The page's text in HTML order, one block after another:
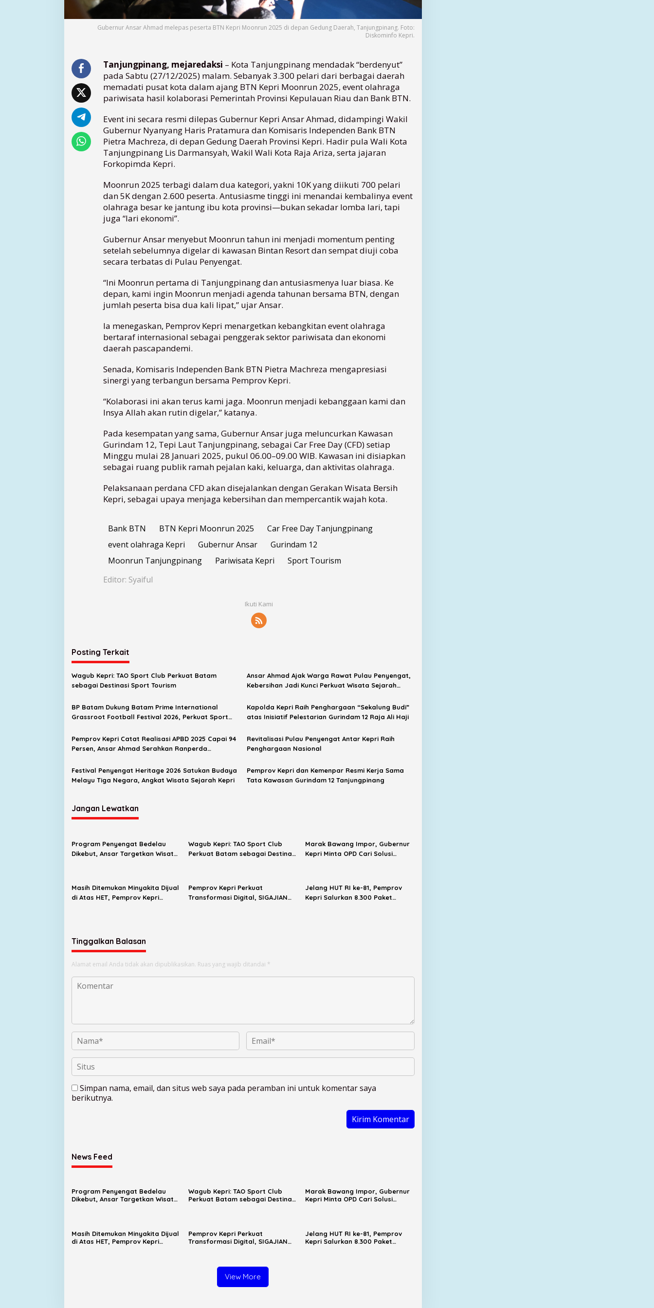
a
i
t
k
n
k
o
n
o
d
a
n
W
a
t
a
e
r
a
Gubernur Ansar Ahmad melepas peserta BTN Kepri Moonrun 2025 di depan Gedung Daerah, Tanjungpinang. Foto:
Diskominfo Kepri.
Tanjungpinang, mejaredaksi – Kota Tanjungpinang mendadak “berdenyut”
pada Sabtu (27/12/2025) malam. Sebanyak 3.300 pelari dari berbagai daerah
memadati pusat kota dalam ajang BTN Kepri Moonrun 2025, event olahraga
pariwisata hasil kolaborasi Pemerintah Provinsi Kepulauan Riau dan Bank BTN.
Event ini secara resmi dilepas Gubernur Kepri Ansar Ahmad, didampingi Wakil
Gubernur Nyanyang Haris Pratamura dan Komisaris Independen Bank BTN
Pietra Machreza, di depan Gedung Daerah Provinsi Kepri. Hadir pula Wali Kota
Tanjungpinang Lis Darmansyah, Wakil Wali Kota Raja Ariza, serta jajaran
Forkopimda Kepri.
Moonrun 2025 terbagi dalam dua kategori, yakni 10K yang diikuti 700 pelari
dan 5K dengan 2.600 peserta. Antusiasme tinggi ini menandai kembalinya event
olahraga besar ke jantung ibu kota provinsi—bukan sekadar lomba lari, tapi
juga “lari ekonomi”.
Gubernur Ansar menyebut Moonrun tahun ini menjadi momentum penting
setelah sebelumnya digelar di kawasan Bintan Resort dan sempat diuji coba
secara terbatas di Pulau Penyengat.
“Ini Moonrun pertama di Tanjungpinang dan antusiasmenya luar biasa. Ke
depan, kami ingin Moonrun menjadi agenda tahunan bersama BTN, dengan
jumlah peserta bisa dua kali lipat,” ujar Ansar.
Ia menegaskan, Pemprov Kepri menargetkan kebangkitan event olahraga
bertaraf internasional sebagai penggerak sektor pariwisata dan ekonomi
daerah pascapandemi.
Senada, Komisaris Independen Bank BTN Pietra Machreza mengapresiasi
sinergi yang terbangun bersama Pemprov Kepri.
“Kolaborasi ini akan terus kami jaga. Moonrun menjadi kebanggaan kami dan
Insya Allah akan rutin digelar,” katanya.
Pada kesempatan yang sama, Gubernur Ansar juga meluncurkan Kawasan
Gurindam 12, Tepi Laut Tanjungpinang, sebagai Car Free Day (CFD) setiap
Minggu mulai 28 Januari 2025, pukul 06.00–09.00 WIB. Kawasan ini disiapkan
sebagai ruang publik ramah pejalan kaki, keluarga, dan aktivitas olahraga.
Pelaksanaan perdana CFD akan disejalankan dengan Gerakan Wisata Bersih
Kepri, sebagai upaya menjaga kebersihan dan mempercantik wajah kota.
Bank BTN BTN Kepri Moonrun 2025
Car Free Day Tanjungpinang
event olahraga Kepri
Gubernur Ansar
Gurindam 12
Moonrun Tanjungpinang
Pariwisata Kepri
Sport Tourism
Editor: Syaiful
Ikuti Kami
Posting Terkait
Wagub Kepri: TAO Sport Club Perkuat Batam
sebagai Destinasi Sport Tourism
Ansar Ahmad Ajak Warga Rawat Pulau Penyengat,
Kebersihan Jadi Kunci Perkuat Wisata Sejarah
BP Batam Dukung Batam Prime International
Grassroot Football Festival 2026, Perkuat Sport
Brunei-Malaysia
Kapolda Kepri Raih Penghargaan “Sekalung Budi”
atas Inisiatif Pelestarian Gurindam 12 Raja Ali Haji
Pemprov Kepri Catat Realisasi APBD 2025 Capai 94
Persen, Ansar Ahmad Serahkan Ranperda
Revitalisasi Pulau Penyengat Antar Kepri Raih
Penghargaan Nasional
Festival Penyengat Heritage 2026 Satukan Budaya
Melayu Tiga Negara, Angkat Wisata Sejarah Kepri
Pemprov Kepri dan Kemenpar Resmi Kerja Sama
Tata Kawasan Gurindam 12 Tanjungpinang
Jangan Lewatkan
Program Penyengat Bedelau
Dikebut, Ansar Targetkan Wisata
Wagub Kepri: TAO Sport Club
Perkuat Batam sebagai Destinasi
Marak Bawang Impor, Gubernur
Kepri Minta OPD Cari Solusi
Masih Ditemukan Minyakita Dijual
di Atas HET, Pemprov Kepri
Pemprov Kepri Perkuat
Transformasi Digital, SIGAJIAN
Jelang HUT RI ke-81, Pemprov
Kepri Salurkan 8.300 Paket
Tinggalkan Balasan
Alamat email Anda tidak akan dipublikasikan. Ruas yang wajib ditandai *
Simpan nama, email, dan situs web saya pada peramban ini untuk komentar saya
berikutnya.
News Feed
Program Penyengat Bedelau
Dikebut, Ansar Targetkan Wisata
Wagub Kepri: TAO Sport Club
Perkuat Batam sebagai Destinasi
Marak Bawang Impor, Gubernur
Kepri Minta OPD Cari Solusi
Masih Ditemukan Minyakita Dijual
di Atas HET, Pemprov Kepri
Pemprov Kepri Perkuat
Transformasi Digital, SIGAJIAN
Jelang HUT RI ke-81, Pemprov
Kepri Salurkan 8.300 Paket
View More